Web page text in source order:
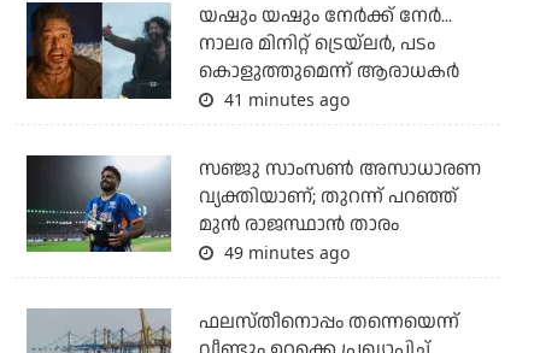
യഷും യഷും നേര്‍ക്ക് നേര്‍...
നാലര മിനിറ്റ് ട്രെയ്‌ലര്‍, പടം
കൊളുത്തുമെന്ന് ആരാധകര്‍
41 minutes ago
സഞ്ജു സാംസണ്‍ അസാധാരണ
വ്യക്തിയാണ്; തുറന്ന് പറഞ്ഞ്
മുന്‍ രാജസ്ഥാന്‍ താരം
49 minutes ago
ഫലസ്തീനൊപ്പം തന്നെയെന്ന്